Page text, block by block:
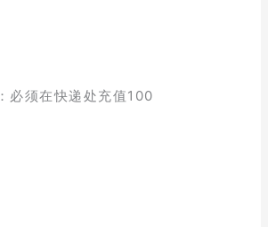
必须在快递处充值100